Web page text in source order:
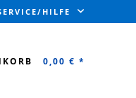
(DEUTSCH)HILFE
0,00 € *